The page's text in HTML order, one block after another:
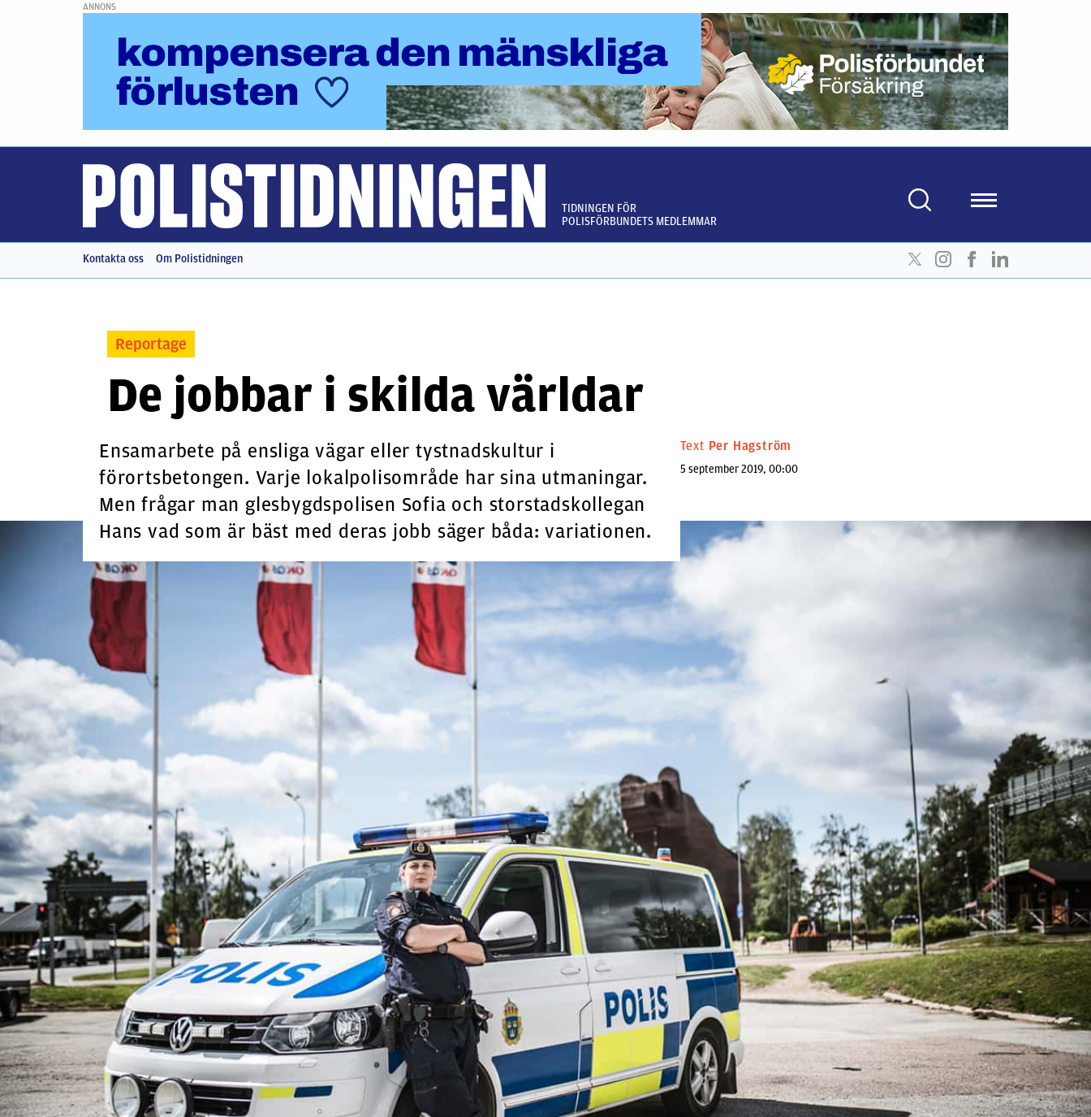
ANNONS
TIDNINGEN FÖR
POLISFÖRBUNDETS MEDLEMMAR
Kontakta oss Om Polistidningen
Reportage
De jobbar i skilda världar
Ensamarbete på ensliga vägar eller tystnadskultur i
förortsbetongen. Varje lokalpolisområde har sina utmaningar.
Men frågar man glesbygdspolisen Sofia och storstadskollegan
Hans vad som är bäst med deras jobb säger båda: variationen.
Text Per Hagström
5 september 2019, 00:00